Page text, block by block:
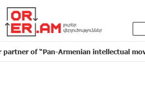
Armenian intellectual movement”